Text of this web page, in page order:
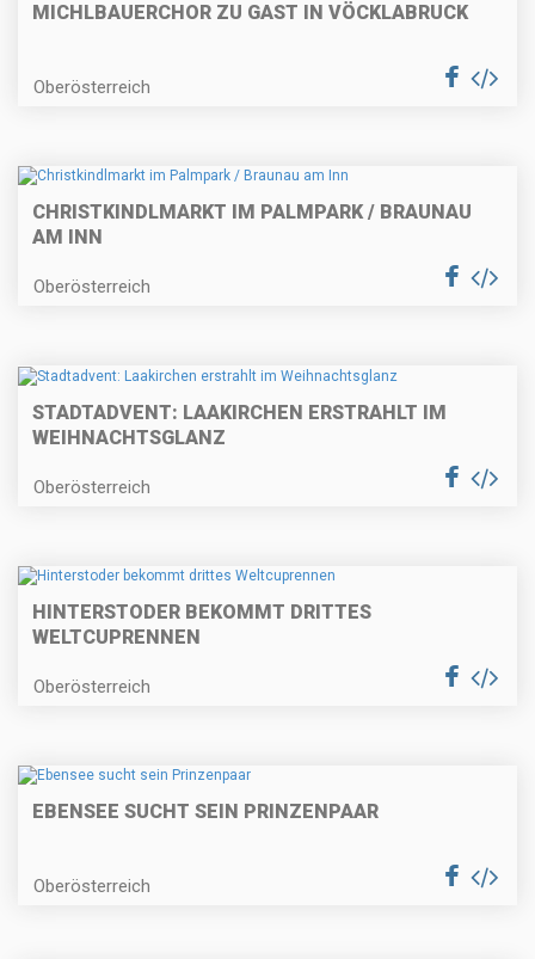
MICHLBAUERCHOR ZU GAST IN VÖCKLABRUCK
Oberösterreich
CHRISTKINDLMARKT IM PALMPARK / BRAUNAU
AM INN
Oberösterreich
STADTADVENT: LAAKIRCHEN ERSTRAHLT IM
WEIHNACHTSGLANZ
Oberösterreich
HINTERSTODER BEKOMMT DRITTES
WELTCUPRENNEN
Oberösterreich
EBENSEE SUCHT SEIN PRINZENPAAR
Oberösterreich